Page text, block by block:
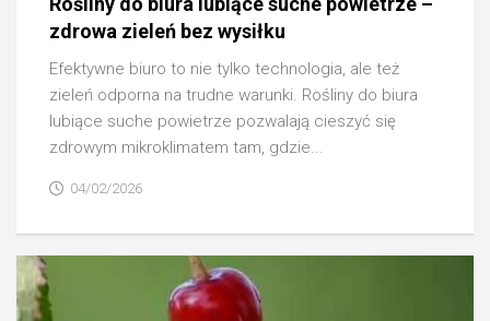
zdrowa zieleń bez wysiłku
Efektywne biuro to nie tylko technologia, ale też
zieleń odporna na trudne warunki. Rośliny do biura
lubiące suche powietrze pozwalają cieszyć się
zdrowym mikroklimatem tam, gdzie...
04/02/2026